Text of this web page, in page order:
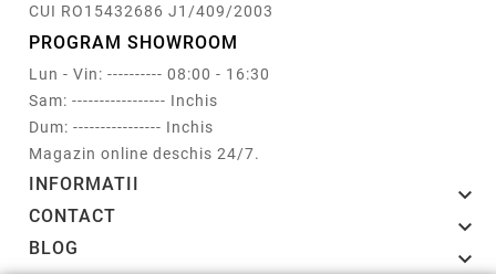
CUI RO15432686 J1/409/2003
PROGRAM SHOWROOM
Lun - Vin: ---------- 08:00 - 16:30
Sam: ----------------- Inchis
Dum: ---------------- Inchis
Magazin online deschis 24/7.
INFORMATII 
CONTACT 
BLOG 